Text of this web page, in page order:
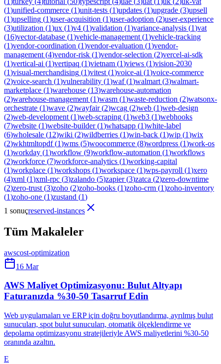
(1)unified-commerce (1)unit-tests (1)updates (1)upgrade (3)upsell
(1)upselling (1)user-acquisition (1)user-adoption (2)user-experience
(3)utilization (1)ux (1)v4 (1)validation (1)variance-analysis (1)vat
(16)vector-database (1)vehicle-management (1)vehicle-tracking
(1)vendor-coordination (1)vendor-evaluation (1)vendor-
management (4)vendor-risk (1)vendor-selection (2)vercel-ai-sdk
(1)vertical-ai (1)vertipaq (1)vietnam (1)views (1)vision-2030
(1)visual-merchandising (1)vitest (1)voice-ai (1)voice-commerce
(2)voice-search (1)vulnerability (1)waf(1)walmart (3)walmart-
marketplace (1)warehouse (13)warehouse-automation
(2)warehouse-management (1)wasm (1)waste-reduction (2)watsonx-
orchestrate (1)wave (2)wayfair(2)wcag (2)web (1)web-design
(2)web-development (1)web-scraping (1)web3 (1)webhooks
(7)website (1)website-builder(1)whatsapp (1)white-label
(6)wholesale (12)wiki (2)wildberries (1)win-back (1)wip (1)wix
(2)wkhtmltopdf(1)wms (5)woocommerce (8)wordpress (1)work-os
(1)workday (1)workflow (9)workflow-automation (1)workflows
(2)workforce (7)workforce-analytics (1)working-capital
(1)workplace (1)workshops (1)workspace (1)wps-payroll (1)xero
(4)xml (1)xml-rpc (3)zalando (5)zapier(3)zatca (2)zero-downtime
(2)zero-trust (3)zoho (2)zoho-books (1)zoho-crm (1)zoho-inventory
(1)zoho-one (1)zustand (1)
1 sonuçreserved-instances
Tüm Makaleler
awscost-optimization
16 Mar
AWS Maliyet Optimizasyonu: Bulut Altyapı
Faturanızda %30-50 Tasarruf Edin
Web uygulamaları ve ERP için doğru boyutlandırma, ayrılmış bulut
sunucuları, spot bulut sunucuları, otomatik ölçeklendirme ve
depolama optimizasyonu stratejileriyle AWS maliyetlerini %30-50
oranında azaltın.
E